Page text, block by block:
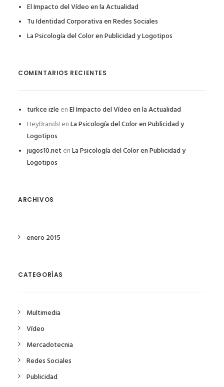
El Impacto del Vídeo en la Actualidad
Tu Identidad Corporativa en Redes Sociales
La Psicología del Color en Publicidad y Logotipos
COMENTARIOS RECIENTES
turkce izle enEl Impacto del Vídeo en la Actualidad
HeyBrands! enLa Psicología del Color en Publicidad y
Logotipos
jugos10.net enLa Psicología del Color en Publicidad y
Logotipos
ARCHIVOS
enero 2015
CATEGORÍAS
Multimedia
Vídeo
Mercadotecnia
Redes Sociales
Publicidad